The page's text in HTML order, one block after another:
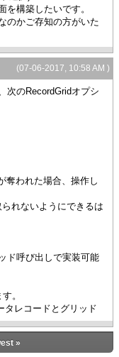
構築したいです。
のかご存知の方がいた
(07-06-2017, 10:58 AM )
次のRecordGridオプシ
奪われた場合、操作し
れないようにできるは
ド呼び出しで実装可能
。
レコードとグリッド
»